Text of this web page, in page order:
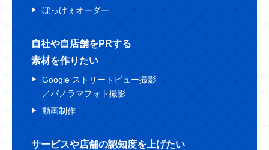
ぼっけぇオーダー
自社や自店舗をPRする
素材を作りたい
Google ストリートビュー撮影
／パノラマフォト撮影
動画制作
サービスや店舗の認知度を上げたい
<link rel="https://api.w.org/" href="https://hajimecreate.com/wp-json/
<meta name="generator" content="WordPress 5.8.1" />
<link rel='shortlink' href='https://wp.me/P9lQxV-5' />
<link rel="alternate" type="application/json+oembed" href="https://
<link rel="alternate" type="text/xml+oembed" href="https://
<link rel='dns-prefetch' href='//v0.wordpress.com'/>
<!-- BEGIN: WP Social Bookmarking Light HEAD --><script>